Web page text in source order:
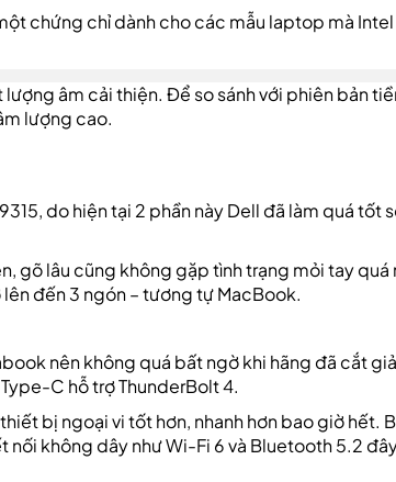
chứng chỉ dành cho các mẫu laptop mà
âm cải thiện. Để so sánh với phiên bản
lượng cao.
do hiện tại 2 phần này Dell đã làm quá tốt
gõ lâu cũng không gặp tình trạng mỏi tay quá
đến 3 ngón – tương tự MacBook.
nên không quá bất ngờ khi hãng đã cắt
C hỗ trợ ThunderBolt 4.
bị ngoại vi tốt hơn, nhanh hơn bao giờ hết.
không dây như Wi-Fi 6 và Bluetooth 5.2